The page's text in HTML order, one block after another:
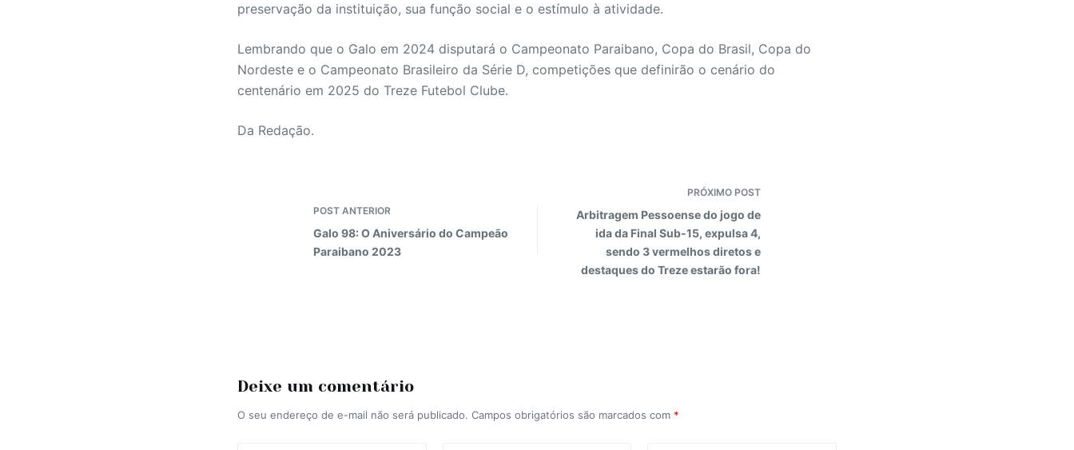
preservação da instituição, sua função social e o estímulo à atividade.
Lembrando que o Galo em 2024 disputará o Campeonato Paraibano, Copa do Brasil, Copa do
Nordeste e o Campeonato Brasileiro da Série D, competições que definirão o cenário do
centenário em 2025 do Treze Futebol Clube.
Da Redação.
POST ANTERIOR
Galo 98: O Aniversário do Campeão
Paraibano 2023
PRÓXIMO POST
Arbitragem Pessoense do jogo de
ida da Final Sub-15, expulsa 4,
sendo 3 vermelhos diretos e
destaques do Treze estarão fora!
Deixe um comentário
O seu endereço de e-mail não será publicado. Campos obrigatórios são marcados com *